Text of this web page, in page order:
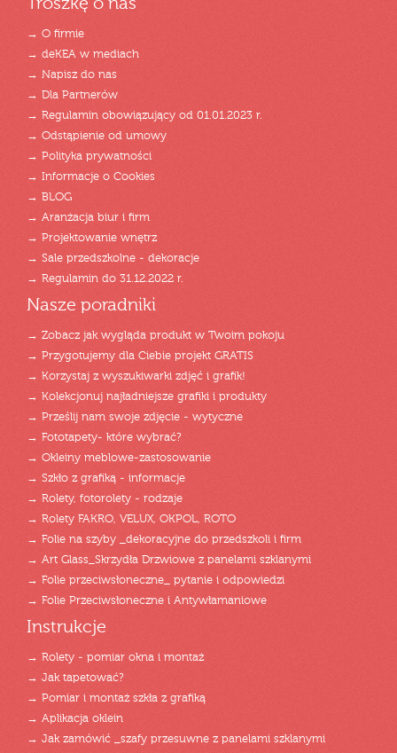
Troszkę o nas
→ O firmie
→ deKEA w mediach
→ Napisz do nas
→ Dla Partnerów
→ Regulamin obowiązujący od 01.01.2023 r.
→ Odstąpienie od umowy
→ Polityka prywatności
→ Informacje o Cookies
→ BLOG
→ Aranżacja biur i firm
→ Projektowanie wnętrz
→ Sale przedszkolne - dekoracje
→ Regulamin do 31.12.2022 r.
Nasze poradniki
→ Zobacz jak wygląda produkt w Twoim pokoju
→ Przygotujemy dla Ciebie projekt GRATIS
→ Korzystaj z wyszukiwarki zdjęć i grafik!
→ Kolekcjonuj najładniejsze grafiki i produkty
→ Prześlij nam swoje zdjęcie - wytyczne
→ Fototapety- które wybrać?
→ Okleiny meblowe-zastosowanie
→ Szkło z grafiką - informacje
→ Rolety, fotorolety - rodzaje
→ Rolety FAKRO, VELUX, OKPOL, ROTO
→ Folie na szyby _dekoracyjne do przedszkoli i firm
→ Art Glass_Skrzydła Drzwiowe z panelami szklanymi
→ Folie przeciwsłoneczne_ pytanie i odpowiedzi
→ Folie Przeciwsłoneczne i Antywłamaniowe
Instrukcje
→ Rolety - pomiar okna i montaż
→ Jak tapetować?
→ Pomiar i montaż szkła z grafiką
→ Aplikacja oklein
→ Jak zamówić _szafy przesuwne z panelami szklanymi